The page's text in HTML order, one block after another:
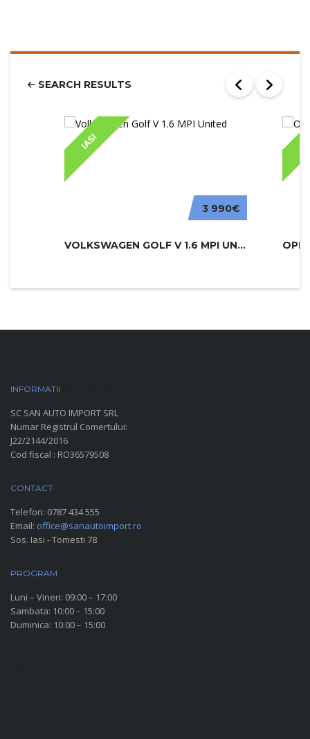
SEARCH RESULTS
IASI
3 990€
VOLKSWAGEN GOLF V 1.6 MPI UNITED
INFORMATII
SC SAN AUTO IMPORT SRL
Numar Registrul Comertului:
J22/2144/2016
Cod fiscal : RO36579508
CONTACT
Telefon: 0787 434 555
Email: office@sanautoimport.ro
Sos. Iasi - Tomesti 78
PROGRAM
Luni – Vineri: 09:00 – 17:00
Sambata: 10:00 – 15:00
Duminica: 10:00 – 15:00